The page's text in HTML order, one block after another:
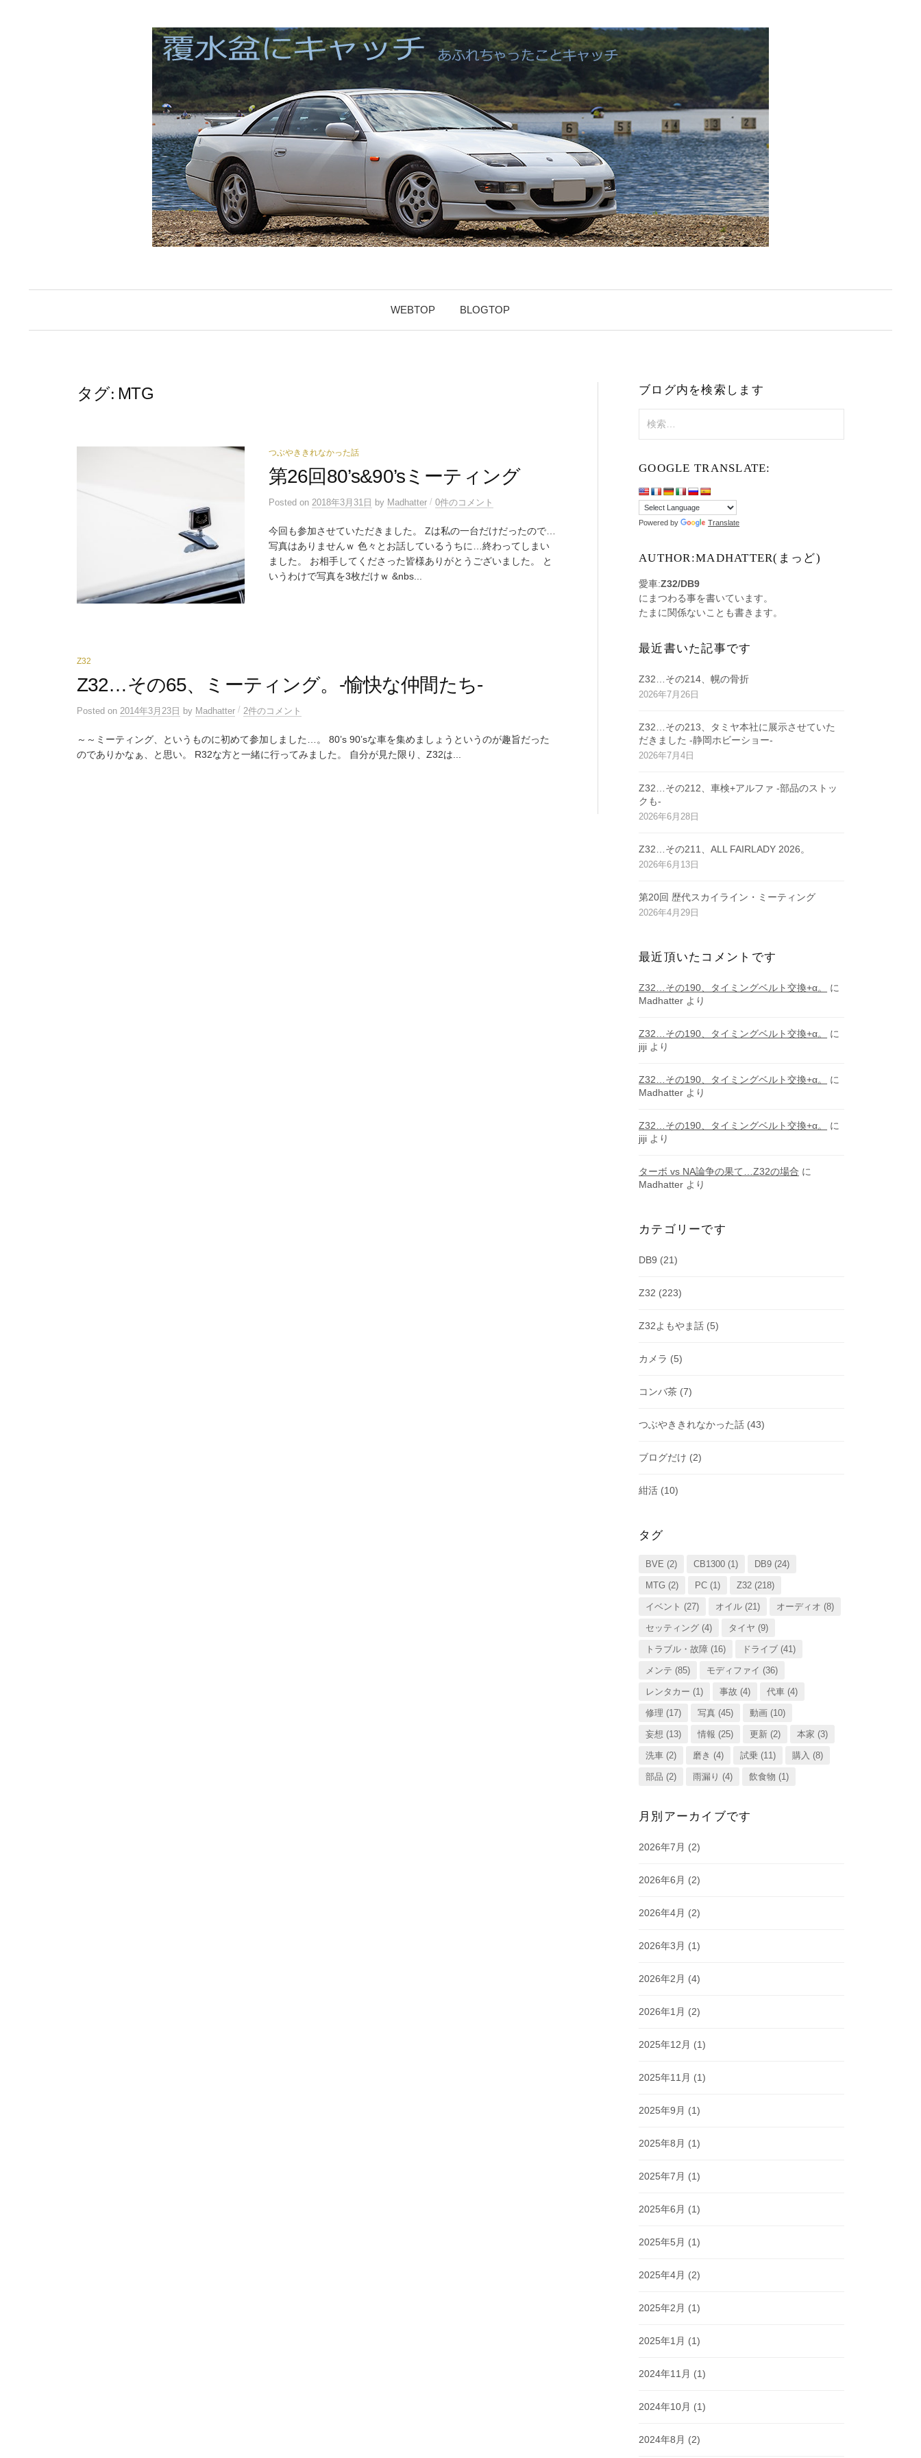
WEBTOP BLOGTOP
タグ: MTG
つぶやききれなかった話
第26回80’s&90’sミーティング
Posted on 2018年3月31日 by Madhatter / 0件のコメント
今回も参加させていただきました。 Zは私の一台だけだったので…
写真はありませんｗ 色々とお話しているうちに…終わってしまい
ました。 お相手してくださった皆様ありがとうございました。 と
いうわけで写真を3枚だけｗ &nbs...
Z32
Z32…その65、ミーティング。-愉快な仲間たち-
Posted on 2014年3月23日 by Madhatter / 2件のコメント
～～ミーティング、というものに初めて参加しました…。 80’s 90’sな車を集めましょうというのが趣旨だった
のでありかなぁ、と思い。 R32な方と一緒に行ってみました。 自分が見た限り、Z32は...
ブログ内を検索します
索:
GOOGLE TRANSLATE:
Powered by Translate
AUTHOR:MADHATTER(まっど)
愛車:Z32/DB9
にまつわる事を書いています。
たまに関係ないことも書きます。
最近書いた記事です
Z32…その214、幌の骨折
2026年7月26日
Z32…その213、タミヤ本社に展示させていた
だきました -静岡ホビーショー-
2026年7月4日
Z32…その212、車検+アルファ -部品のストッ
クも-
2026年6月28日
Z32…その211、ALL FAIRLADY 2026。
2026年6月13日
第20回 歴代スカイライン・ミーティング
2026年4月29日
最近頂いたコメントです
Z32…その190、タイミングベルト交換+α。
に
Madhatter より
Z32…その190、タイミングベルト交換+α。
に
jiji より
Z32…その190、タイミングベルト交換+α。
に
Madhatter より
Z32…その190、タイミングベルト交換+α。
に
jiji より
ターボ vs NA論争の果て…Z32の場合 に
Madhatter より
カテゴリーです
DB9 (21)
Z32 (223)
Z32よもやま話 (5)
カメラ (5)
コンバ茶 (7)
つぶやききれなかった話 (43)
ブログだけ (2)
紺活 (10)
タグ
BVE (2) CB1300 (1) DB9 (24)
MTG (2) PC (1) Z32 (218)
イベント (27) オイル (21) オーディオ (8)
セッティング (4) タイヤ (9)
トラブル・故障 (16) ドライブ (41)
メンテ (85) モディファイ (36)
レンタカー (1) 事故 (4) 代車 (4)
修理 (17) 写真 (45) 動画 (10)
妄想 (13) 情報 (25) 更新 (2) 本家 (3)
洗車 (2) 磨き (4) 試乗 (11) 購入 (8)
部品 (2) 雨漏り (4) 飲食物 (1)
月別アーカイブです
2026年7月 (2)
2026年6月 (2)
2026年4月 (2)
2026年3月 (1)
2026年2月 (4)
2026年1月 (2)
2025年12月 (1)
2025年11月 (1)
2025年9月 (1)
2025年8月 (1)
2025年7月 (1)
2025年6月 (1)
2025年5月 (1)
2025年4月 (2)
2025年2月 (1)
2025年1月 (1)
2024年11月 (1)
2024年10月 (1)
2024年8月 (2)